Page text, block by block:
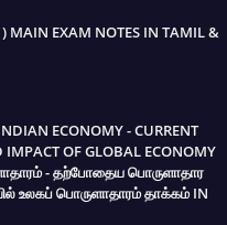
MAIN EXAM NOTES IN TAMIL &
ECONOMY - CURRENT
IMPACT OF GLOBAL ECONOMY
- தற்போதைய பொருளாதார
உலகப் பொருளாதாரம் தாக்கம் IN